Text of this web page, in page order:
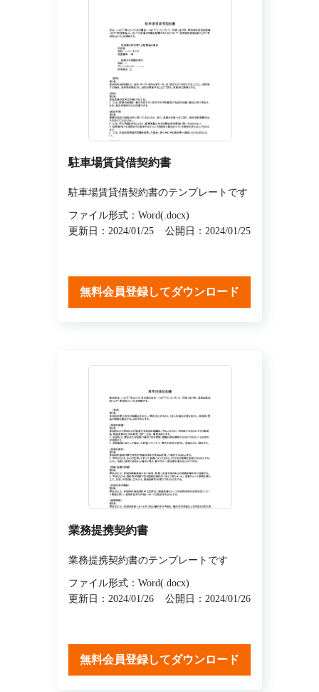
駐車場賃貸借契約書
駐車場賃貸借契約書のテンプレートです
ファイル形式：Word(.docx)
更新日：2024/01/25
公開日：2024/01/25
無料会員登録してダウンロード
業務提携契約書
業務提携契約書のテンプレートです
ファイル形式：Word(.docx)
更新日：2024/01/26
公開日：2024/01/26
無料会員登録してダウンロード